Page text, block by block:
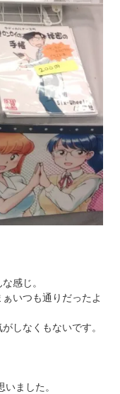
感じ。
いつも通りだったよ
しなくもないです。
ました。